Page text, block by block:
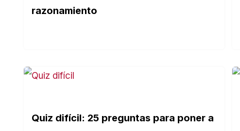
razonamiento
Quiz difícil: 25 preguntas para poner a